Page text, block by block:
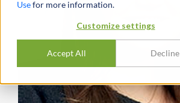
Usefor more information.
Customize settings
Accept All Decline